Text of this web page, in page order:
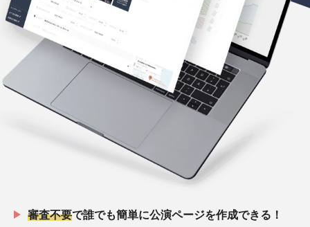
審査不要で誰でも簡単に公演ページを作成できる！